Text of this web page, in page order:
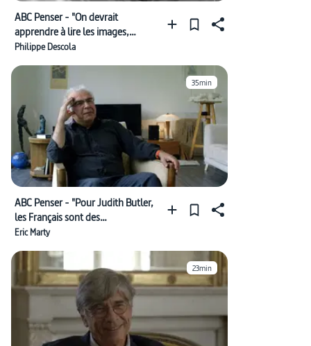
ABC Penser - "On devrait
apprendre à lire les images,
comme on apprend à déchiffrer
Philippe Descola
35min
ABC Penser - "Pour Judith Butler,
les Français sont des
romantiques"
Eric Marty
23min